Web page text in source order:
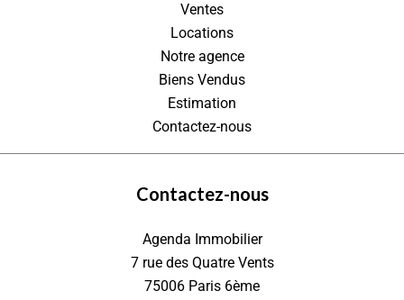
Ventes
Locations
Notre agence
Biens Vendus
Estimation
Contactez-nous
Contactez-nous
Agenda Immobilier
7 rue des Quatre Vents
75006 Paris 6ème